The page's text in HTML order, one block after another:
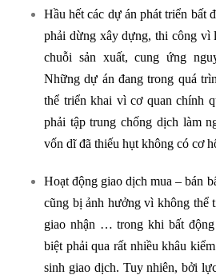
Hầu hết các dự án phát triển bất
phải dừng xây dựng, thi công vì
chuỗi sản xuất, cung ứng
Những dự án đang trong quá
thể triển khai vì cơ quan chính
phải tập trung chống dịch làm
vốn dĩ đã thiếu hụt không có cơ
Hoạt động giao dịch mua – bán
cũng bị ảnh hưởng vì không thể
giao nhận … trong khi bất động
biệt phải qua rất nhiều khâu
sinh giao dịch. Tuy nhiên, bởi